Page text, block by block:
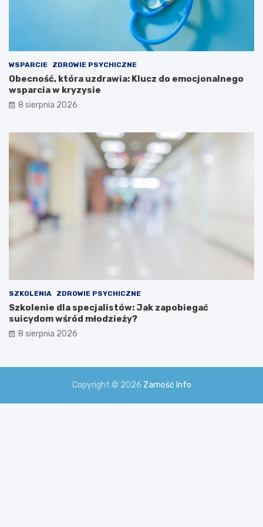
WSPARCIE ZDROWIE PSYCHICZNE
Obecność, która uzdrawia: Klucz do emocjonalnego
wsparcia w kryzysie
8 sierpnia 2026
SZKOLENIA ZDROWIE PSYCHICZNE
Szkolenie dla specjalistów: Jak zapobiegać
suicydom wśród młodzieży?
8 sierpnia 2026
Copyright © 2026 Zamość Info